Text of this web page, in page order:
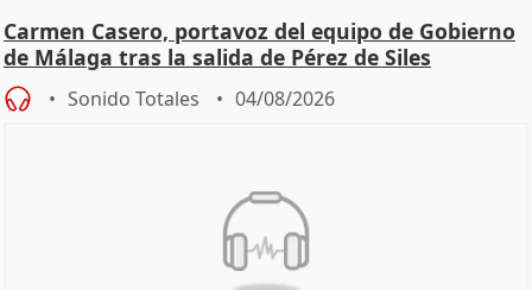
Carmen Casero, portavoz del equipo de Gobierno
de Málaga tras la salida de Pérez de Siles
Sonido Totales 04/08/2026